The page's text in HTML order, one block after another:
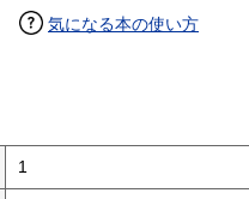
気になる本の使い方
1